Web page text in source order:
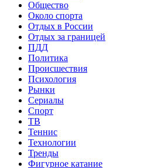
Общество
Около спорта
Отдых в России
Отдых за границей
ПДД
Политика
Происшествия
Психология
Рынки
Сериалы
Спорт
ТВ
Теннис
Технологии
Тренды
Фигурное катание